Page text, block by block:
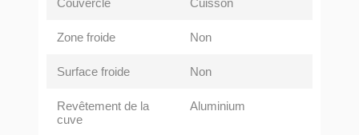
Zone froide Non
Surface froide Non
Revêtement de la
cuve
Aluminium